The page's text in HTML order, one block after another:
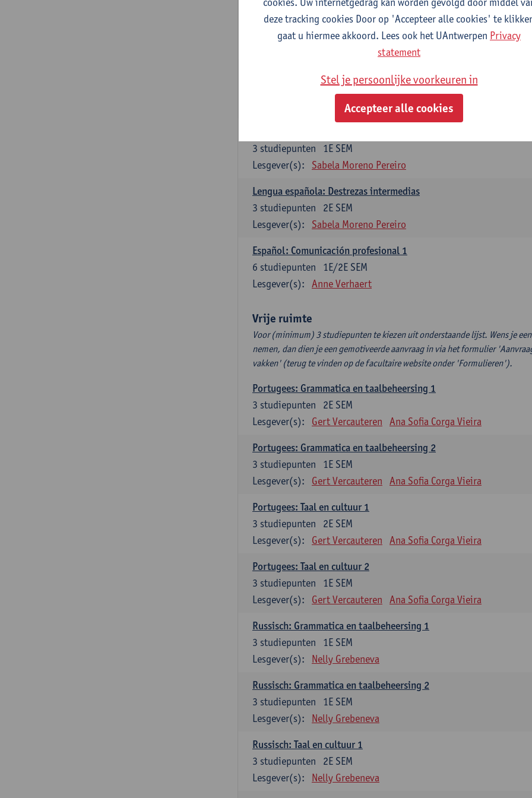
Gramática española 1
1E SEM
studiepunten
Gramática española 2
2E SEM
Anne Verhaert
1E SEM
3 studiepunten
Lesgever(s):
Sabela Moreno Pereiro
Lengua española: Destrezas intermedias
2E SEM
3 studiepunten
Lesgever(s):
Sabela Moreno Pereiro
Español: Comunicación profesional 1
1E/2E SEM
6 studiepunten
Lesgever(s):
Anne Verhaert
Vrije ruimte
Voor (minimum) 3 studiepunten te kiezen uit onderstaande lijst. Wens je
nemen, dan dien je een gemotiveerde aanvraag in via het formulier
vakken' (terug te vinden op de facultaire website onder 'Formulieren').
Portugees: Grammatica en taalbeheersing 1
2E SEM
3 studiepunten
Lesgever(s):
Gert Vercauteren Ana Sofia Corga Vieira
Portugees: Grammatica en taalbeheersing 2
1E SEM
3 studiepunten
Lesgever(s):
Gert Vercauteren Ana Sofia Corga Vieira
Portugees: Taal en cultuur 1
2E SEM
3 studiepunten
Lesgever(s):
Gert Vercauteren Ana Sofia Corga Vieira
Portugees: Taal en cultuur 2
1E SEM
3 studiepunten
Lesgever(s):
Gert Vercauteren Ana Sofia Corga Vieira
Russisch: Grammatica en taalbeheersing 1
1E SEM
3 studiepunten
Lesgever(s):
Nelly Grebeneva
Russisch: Grammatica en taalbeheersing 2
1E SEM
3 studiepunten
Lesgever(s):
Nelly Grebeneva
Russisch: Taal en cultuur 1
2E SEM
3 studiepunten
Lesgever(s):
Nelly Grebeneva
deze tracking cookies Door op 'Accepteer alle cookies' te
gaat u hiermee akkoord. Lees ook het UAntwerpen Privacy
statement
Stel je persoonlijke voorkeuren in
Accepteer alle cookies